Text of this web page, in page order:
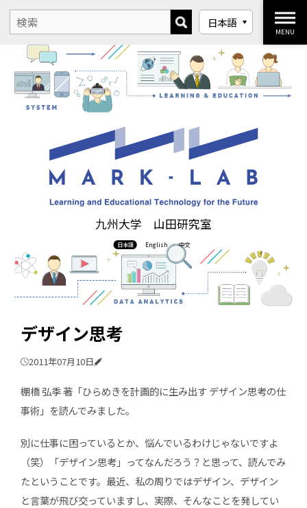
九州大学 山田研究室
日本語 English 中文
MENU
デザイン思考
2011年07月10日
棚橋 弘季 著「ひらめきを計画的に生み出す デザイン思考の仕
事術」を読んでみました。
別に仕事に困っているとか、悩んでいるわけじゃないですよ
（笑）「デザイン思考」ってなんだろう？と思って、読んでみ
たということです。最近、私の周りではデザイン、デザイン
と言葉が飛び交っていますし、実際、そんなことを発してい